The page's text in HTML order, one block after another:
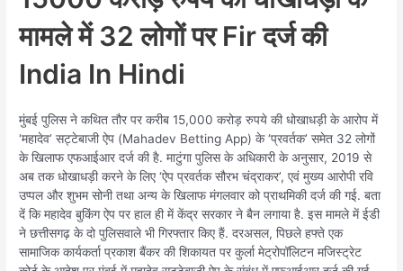
मामले में 32 लोगों पर Fir दर्ज की
India In Hindi
मुंबई पुलिस ने कथित तौर पर करीब 15,000 करोड़ रुपये की धोखाधड़ी के आरोप में
‘महादेव’ सट्टेबाजी ऐप (Mahadev Betting App) के ‘प्रवर्तक’ समेत 32 लोगों
के खिलाफ एफआईआर दर्ज की है. माटुंगा पुलिस के अधिकारी के अनुसार, 2019 से
अब तक धोखाधड़ी करने के लिए ‘ऐप प्रवर्तक सौरभ चंद्राकर’, एवं मुख्य आरोपी रवि
उप्पल और शुभम सोनी तथा अन्य के खिलाफ मंगलवार को प्राथमिकी दर्ज की गई. बता
दें कि महादेव बुकिंग ऐप पर हाल ही में केंद्र सरकार ने बैन लगाया है. इस मामले में ईडी
ने छत्तीसगढ़ के दो पुलिसवाले भी गिरफ्तार किए हैं. दरअसल, पिछले हफ्ते एक
सामाजिक कार्यकर्ता प्रकाश बैंकर की शिकायत पर कुर्ला मेट्रोपॉलिटन मजिस्ट्रेट